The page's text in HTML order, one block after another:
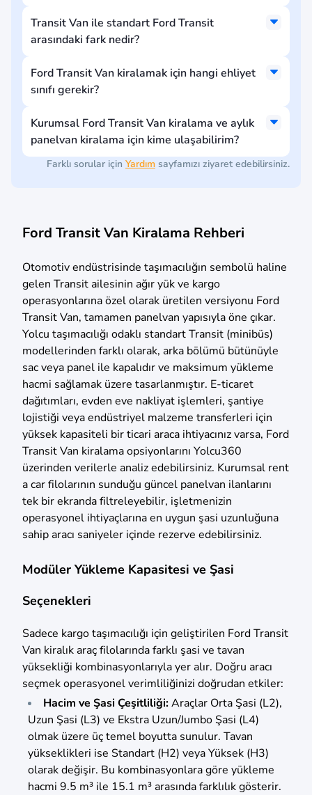
Transit Van ile standart Ford Transit
arasındaki fark nedir?
Ford Transit Van kiralamak için hangi ehliyet
sınıfı gerekir?
Kurumsal Ford Transit Van kiralama ve aylık
panelvan kiralama için kime ulaşabilirim?
Farklı sorular için Yardım sayfamızı ziyaret edebilirsiniz.
Ford Transit Van Kiralama Rehberi
Otomotiv endüstrisinde taşımacılığın sembolü haline
gelen Transit ailesinin ağır yük ve kargo
operasyonlarına özel olarak üretilen versiyonu Ford
Transit Van, tamamen panelvan yapısıyla öne çıkar.
Yolcu taşımacılığı odaklı standart Transit (minibüs)
modellerinden farklı olarak, arka bölümü bütünüyle
sac veya panel ile kapalıdır ve maksimum yükleme
hacmi sağlamak üzere tasarlanmıştır. E-ticaret
dağıtımları, evden eve nakliyat işlemleri, şantiye
lojistiği veya endüstriyel malzeme transferleri için
yüksek kapasiteli bir ticari araca ihtiyacınız varsa, Ford
Transit Van kiralama opsiyonlarını Yolcu360
üzerinden verilerle analiz edebilirsiniz. Kurumsal rent
a car filolarının sunduğu güncel panelvan ilanlarını
tek bir ekranda filtreleyebilir, işletmenizin
operasyonel ihtiyaçlarına en uygun şasi uzunluğuna
sahip aracı saniyeler içinde rezerve edebilirsiniz.
Modüler Yükleme Kapasitesi ve Şasi
Seçenekleri
Sadece kargo taşımacılığı için geliştirilen Ford Transit
Van kiralık araç filolarında farklı şasi ve tavan
yüksekliği kombinasyonlarıyla yer alır. Doğru aracı
seçmek operasyonel verimliliğinizi doğrudan etkiler:
Hacim ve Şasi Çeşitliliği:Araçlar Orta Şasi (L2),
Uzun Şasi (L3) ve Ekstra Uzun/Jumbo Şasi (L4)
olmak üzere üç temel boyutta sunulur. Tavan
yükseklikleri ise Standart (H2) veya Yüksek (H3)
olarak değişir. Bu kombinasyonlara göre yükleme
hacmi 9.5 m³ ile 15.1 m³ arasında farklılık gösterir.